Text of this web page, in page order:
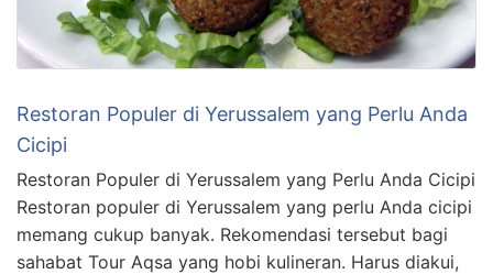
Restoran Populer di Yerussalem yang Perlu Anda
Cicipi
Restoran Populer di Yerussalem yang Perlu Anda Cicipi
Restoran populer di Yerussalem yang perlu Anda cicipi
memang cukup banyak. Rekomendasi tersebut bagi
sahabat Tour Aqsa yang hobi kulineran. Harus diakui,